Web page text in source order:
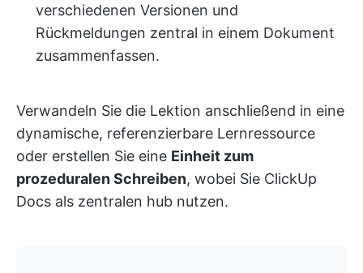
verschiedenen Versionen und
Rückmeldungen zentral in einem Dokument
zusammenfassen.
Verwandeln Sie die Lektion anschließend in eine
dynamische, referenzierbare Lernressource
oder erstellen Sie eine Einheit zum
prozeduralen Schreiben, wobei Sie ClickUp
Docs als zentralen hub nutzen.